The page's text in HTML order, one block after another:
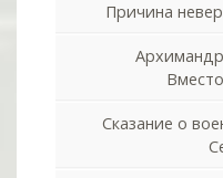
Причина
Сказание о